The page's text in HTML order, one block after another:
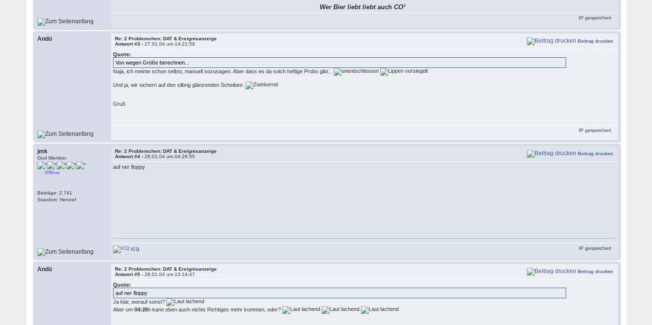
Wer Bier liebt liebt auch CO²
IP gespeichert
Andü
Re: 2 Problemchen: DAT & Ereignisanzeige
Antwort #3 -27.01.04 um 14:21:59 Beitrag drucken
Quote:
Von wegen Größe berechnen...
Naja, ich meinte schon selbst, manuell sozusagen. Aber dass es da solch heftige Probs gibt...
Und ja, wir sichern auf den silbrig glänzenden Scheiben.
Gruß
IP gespeichert
jmk
God Member
Offline
Beiträge: 2.741
Standort: Hennef
Re: 2 Problemchen: DAT & Ereignisanzeige
Antwort #4 -28.01.04 um 04:26:55 Beitrag drucken
auf ner floppy
ICQ IP gespeichert
Andü
Re: 2 Problemchen: DAT & Ereignisanzeige
Antwort #5 -28.01.04 um 13:14:47 Beitrag drucken
Quote:
auf ner floppy
Ja klar, worauf sonst?
Aber um04:26h kann eben auch nichts Richtiges mehr kommen, oder?